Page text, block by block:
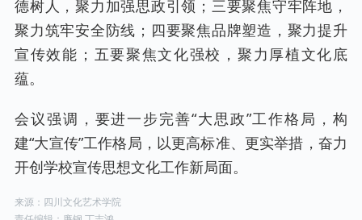
德树人，聚力加强思政引领；三要聚焦守牢阵地，
聚力筑牢安全防线；四要聚焦品牌塑造，聚力提升
宣传效能；五要聚焦文化强校，聚力厚植文化底
蕴。
会议强调，要进一步完善“大思政”工作格局，构
建“大宣传”工作格局，以更高标准、更实举措，奋力
开创学校宣传思想文化工作新局面。
来源：四川文化艺术学院